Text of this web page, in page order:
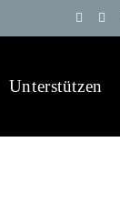
Unterstützen